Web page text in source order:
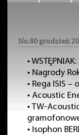
No.80 grudzień
• WSTĘPNIAK:
• Nagrody
• Rega ISIS –
• Acoustic
• TW-
• Isophon